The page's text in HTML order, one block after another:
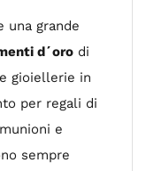
una grande
d´oro di
gioiellerie in
per regali di
e
sempre